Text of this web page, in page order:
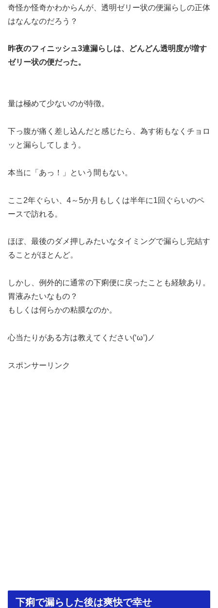
奇怪か怪奇かわからんが、透明ゼリー状の便漏らしの正体
はなんなのだろう？
昨夜のフィニッシュ3連漏らしは、どんどん透明度が増す
ゼリー状の便だった。
量は極めて少ないのが特徴。
下っ腹が痛く差し込んだと感じたら、為す術もなくチョロ
ッと漏らしてしまう。
本当に「あっ！」という間もない。
ここ2年ぐらい、4～5か月もしくは半年に1回ぐらいのペ
ースで訪れる。
ほぼ、最後のダメ押しみたいなタイミングで漏らし完結す
ることがほとんど。
しかし、例外的に通常の下痢便に戻ったことも経験あり。
胃液みたいなもの？
もしくは何らかの粘膜なのか。
心当たりがある方は教えてください(‘ω’)ノ
スポンサーリンク
下痢で漏らした後は爽快で幸せ